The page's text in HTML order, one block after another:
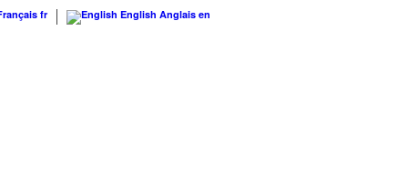
fr English Anglais en